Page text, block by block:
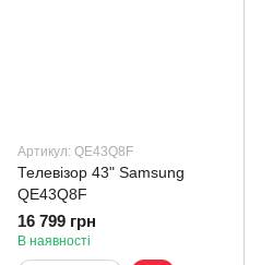
Артикул: QE43Q8F
Телевізор 43" Samsung
QE43Q8F
16 799 грн
В наявності